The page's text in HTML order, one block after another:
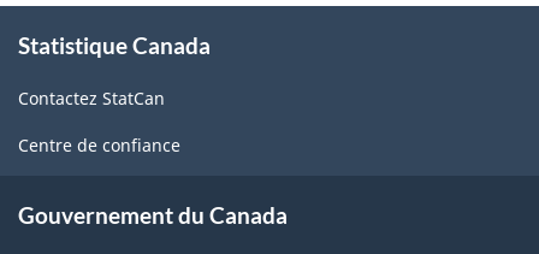
de
la
classification
propos
ce
site
Statistique Canada
Contactez StatCan
Centre de confiance
Gouvernement du Canada